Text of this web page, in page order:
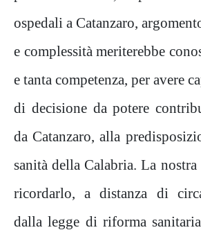
ospedali a Catanzaro,
e complessità meriterebbe
e tanta competenza, per avere
di decisione da potere
da Catanzaro, alla
sanità della Calabria. La nostra
ricordarlo, a distanza di
dalla legge di riforma